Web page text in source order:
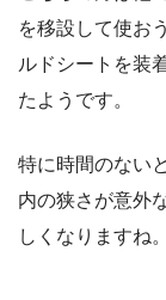
を移設して使お
ルドシートを装
たようです。
特に時間のない
内の狭さが意外
しくなりますね。